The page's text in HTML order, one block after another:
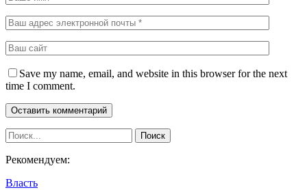
Save my name, email, and website in this browser for the next
time I comment.
Рекомендуем:
Власть